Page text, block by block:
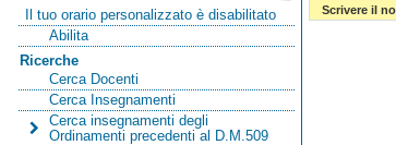
Il tuo orario personalizzato è disabilitato
Abilita
Ricerche
Cerca Docenti
Cerca Insegnamenti
Cerca insegnamenti degli
Ordinamenti precedenti al D.M.509
Scrivere il